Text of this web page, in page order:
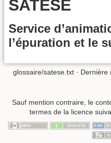
SATESE
Service
l’épuration et le
glossaire/satese.txt · Dernière
Sauf mention contraire, le
termes de la licence